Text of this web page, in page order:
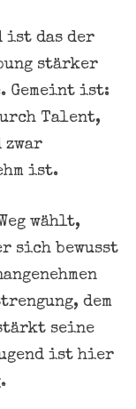
ist das der
stärker
Gemeint ist:
Talent,
zwar
ist.
wählt,
sich bewusst
dem
seine
ist hier